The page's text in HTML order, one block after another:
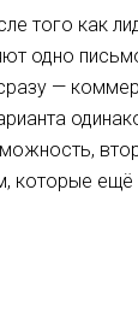
того как
одно
—
которые ещё